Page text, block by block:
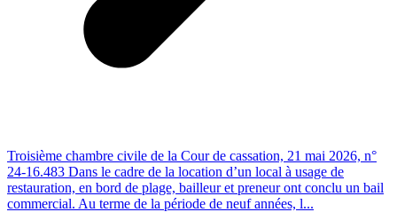
Troisième chambre civile de la Cour de cassation, 21 mai 2026, n°
24-16.483 Dans le cadre de la location d’un local à usage de
restauration, en bord de plage, bailleur et preneur ont conclu un bail
commercial. Au terme de la période de neuf années, l...